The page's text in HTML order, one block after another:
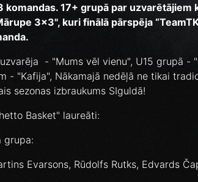
komandas. 17+ grupā par uzvarētājiem
3x3", kuri finālā pārspēja
- "Mums vēl vienu", U15 grupā -
- "Kafija", Nākamajā nedēļā ne tikai
sezonas izbraukums SIguldā!
Basket" laureāti:
grupa:
Evarsons, Rūdolfs Rutks, Edvards